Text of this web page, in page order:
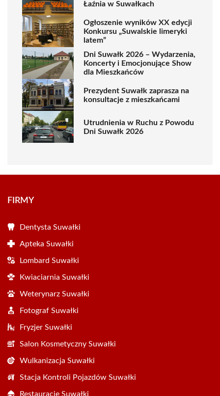
Łaźnia w Suwałkach
Ogłoszenie wyników XX edycji
Konkursu „Suwalskie limeryki
latem”
Dni Suwałk 2026 – Wydarzenia,
Koncerty i Emocjonujące Show
dla Mieszkańców
Prezydent Suwałk zaprasza na
konsultacje z mieszkańcami
Utrudnienia w Ruchu z Powodu
Dni Suwałk 2026
FIRMY
Dentysta Suwałki
Apteka Suwałki
Lombard Suwałki
Kwiaciarnia Suwałki
Weterynarz Suwałki
Fotograf Suwałki
Fryzjer Suwałki
Salon Kosmetyczny Suwałki
Wulkanizacja Suwałki
Stacja Kontroli Pojazdów Suwałki
Restauracje Suwałki